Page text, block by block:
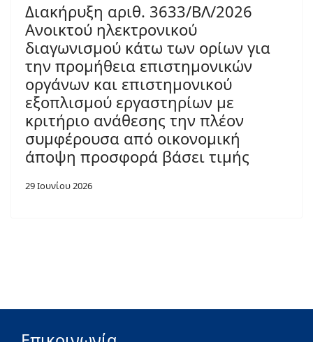
Διακήρυξη αριθ. 3633/ΒΛ/2026
Ανοικτού ηλεκτρονικού
διαγωνισμού κάτω των ορίων για
την προμήθεια επιστημονικών
οργάνων και επιστημονικού
εξοπλισμού εργαστηρίων με
κριτήριο ανάθεσης την πλέον
συμφέρουσα από οικονομική
άποψη προσφορά βάσει τιμής
29 Ιουνίου 2026